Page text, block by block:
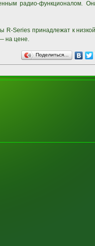
радио-функционалом.
R-Series принадлежат к
на цене.
Поделиться…